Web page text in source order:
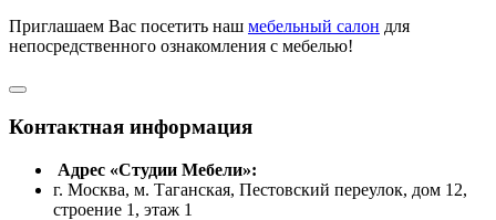
Приглашаем Вас посетить наш мебельный салон для
непосредственного ознакомления с мебелью!
Контактная информация
Адрес «Студии Мебели»:
г. Москва, м. Таганская, Пестовский переулок, дом 12,
строение 1, этаж 1